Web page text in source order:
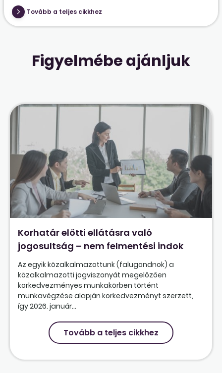
Tovább a teljes cikkhez
Figyelmébe ajánljuk
Korhatár előtti ellátásra való
jogosultság – nem felmentési indok
Az egyik közalkalmazottunk (falugondnok) a
közalkalmazotti jogviszonyát megelőzően
korkedvezményes munkakörben történt
munkavégzése alapján korkedvezményt szerzett,
így 2026. január...
Tovább a teljes cikkhez